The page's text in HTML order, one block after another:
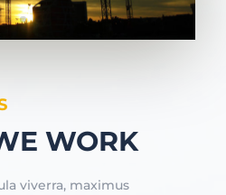
WORK
viverra, maximus